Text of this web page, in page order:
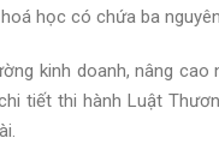
học có chứa ba
kinh doanh, nâng
tiết thi hành Luật